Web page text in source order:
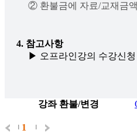
② 환불금에 자료/교재금
4. 참고사항
강좌 환불/변경
1